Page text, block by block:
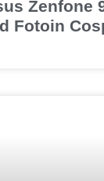
Zenfone
Fotoin